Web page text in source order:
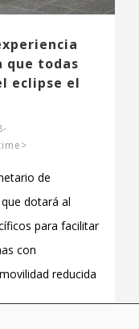
que todas
eclipse el
de
dotará al
para facilitar
con
reducida